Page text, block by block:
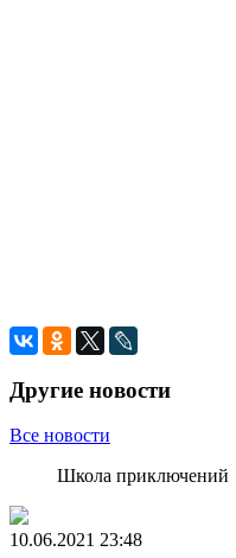
Другие новости
Все новости
Школа приключений
10.06.2021 23:48